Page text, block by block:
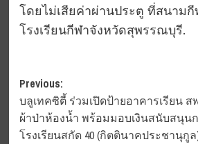
โดยไม่เสียค่าผ่านประตู ที่สนาม
โรงเรียนกีฬาจังหวัดสุพรรณบุรี.
Post
navigation
Previous:
บลูเทคซิตี้ ร่วมเปิดป้ายอาคารเรียน ส
ผ้าป่าห้องน้ำ พร้อมมอบเงินสนับสนุน
โรงเรียนสกัด 40 (กิตตินาคประชานุกู